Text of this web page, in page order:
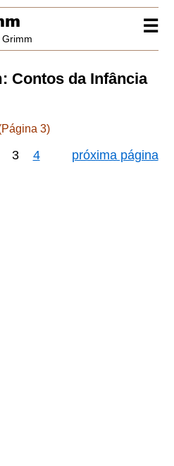
☰
Contos da Infância
3)
próxima página
3 4